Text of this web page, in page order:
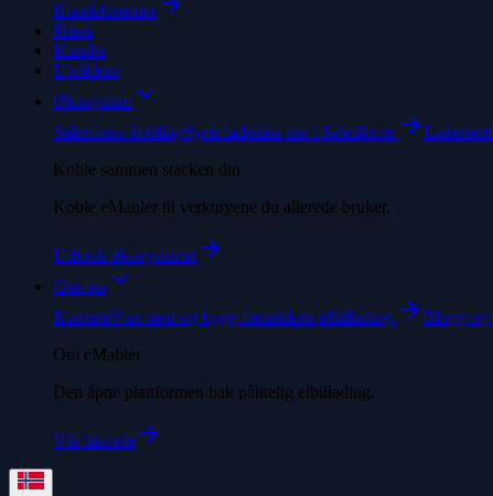
Kundehistorier
Priser
Kunder
Utviklere
Økosystem
Salesforce-koblingSynk ladedata inn i Salesforce.
Koble sammen stacken din
Koble eMabler til verktøyene du allerede bruker.
Utforsk økosystemet
Om oss
KarriereVær med og bygg fremtidens elbillading. Blogg og
Om eMabler
Den åpne plattformen bak pålitelig elbillading.
Vår historie